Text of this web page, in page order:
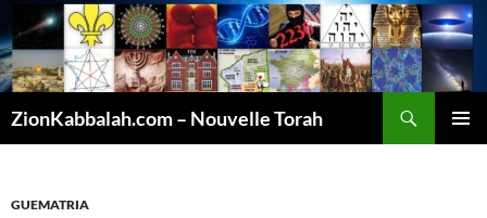
ZionKabbalah.com – Nouvelle Torah
GUEMATRIA